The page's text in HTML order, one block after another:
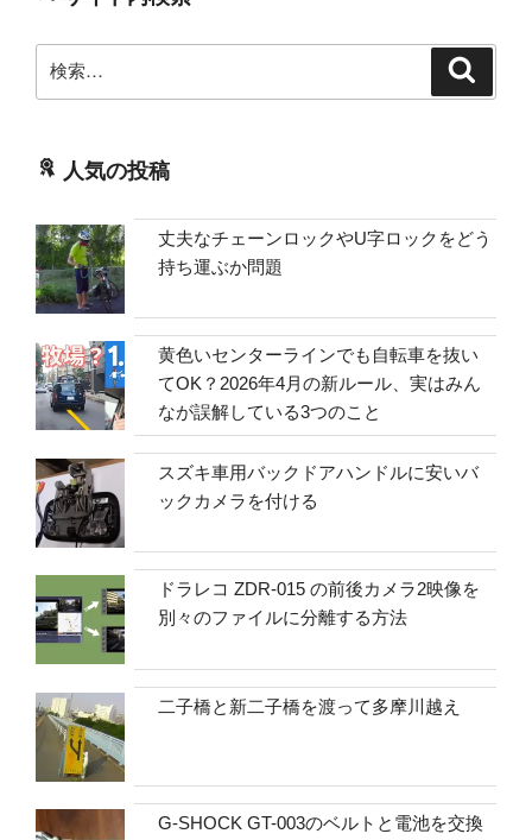
索:
人気の投稿
丈夫なチェーンロックやU字ロックをどう
持ち運ぶか問題
黄色いセンターラインでも自転車を抜い
てOK？2026年4月の新ルール、実はみん
なが誤解している3つのこと
スズキ車用バックドアハンドルに安いバ
ックカメラを付ける
ドラレコ ZDR-015 の前後カメラ2映像を
別々のファイルに分離する方法
二子橋と新二子橋を渡って多摩川越え
G-SHOCK GT-003のベルトと電池を交換